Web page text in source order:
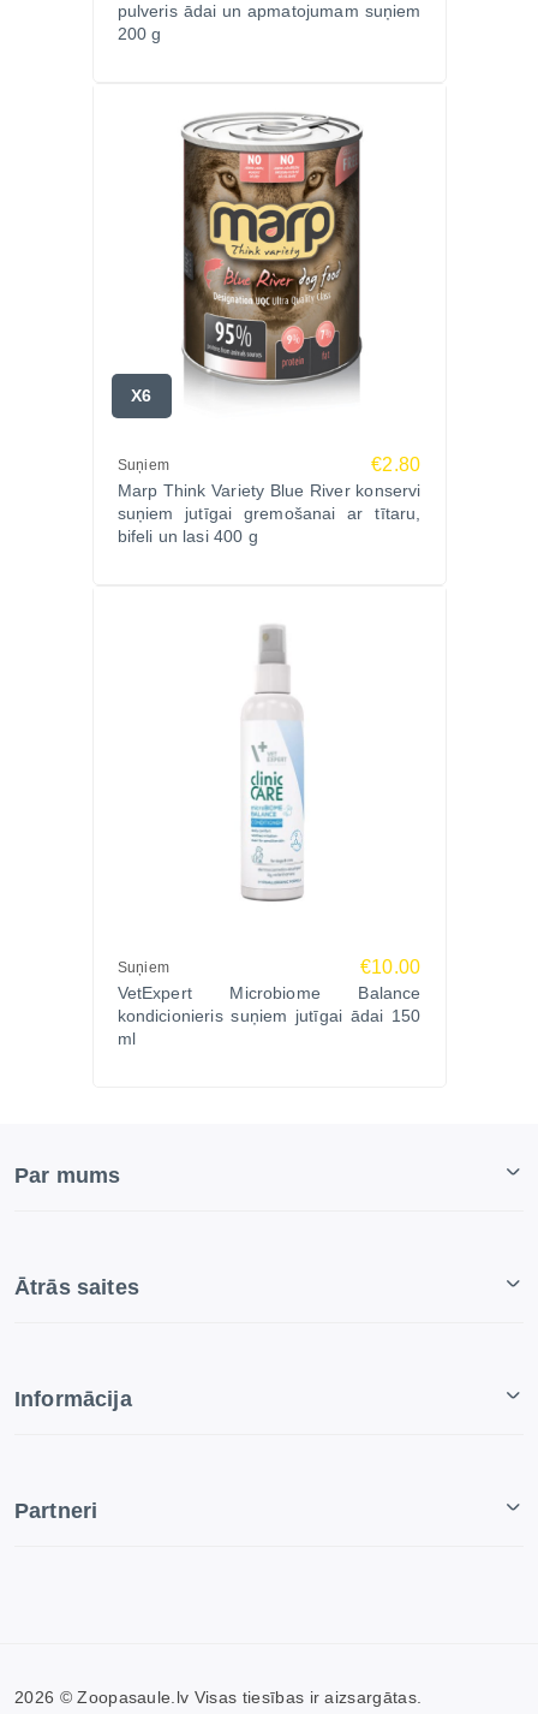
pulveris ādai un apmatojumam suņiem
200 g
X6
Suņiem €2.80
Marp Think Variety Blue River konservi
suņiem jutīgai gremošanai ar tītaru,
bifeli un lasi 400 g
Suņiem €10.00
VetExpert Microbiome Balance
kondicionieris suņiem jutīgai ādai 150
ml
Par mums
Ātrās saites
Informācija
Partneri
2026 © Zoopasaule.lv Visas tiesības ir aizsargātas.